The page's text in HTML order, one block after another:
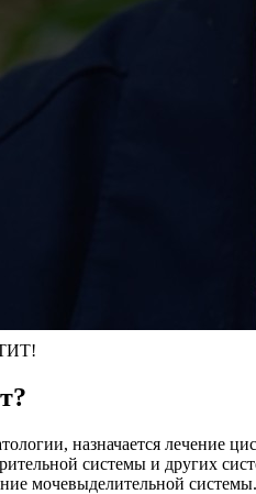
назначается лечение
системы и других
мочевыделительной